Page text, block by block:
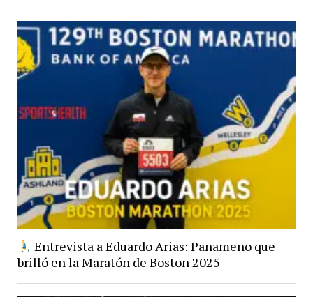
Entrevista a Eduardo Arias: Panameño que
brilló en la Maratón de Boston 2025